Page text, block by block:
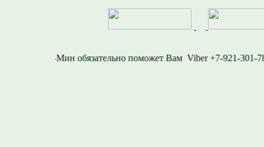
Viber +7-